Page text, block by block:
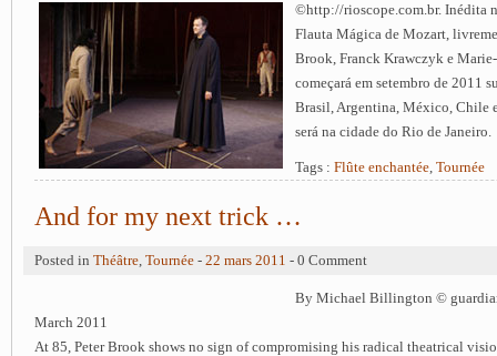
©http://rioscope.com.br. Inédita
Flauta Mágica de Mozart,
Brook, Franck Krawczyk e
começará em setembro de 2011
Brasil, Argentina, México, Chile
será na cidade do Rio de Janeiro.
Tags : Flûte enchantée Tournée
And for my next trick …
Posted in Théâtre Tournée - 22 mars 2011 - 0 Comment
By Michael Billington ©
March 2011
At 85, Peter Brook shows no sign of compromising his radical theatrical